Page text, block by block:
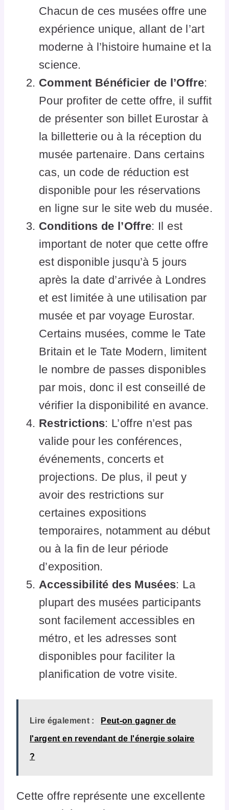
Chacun de ces musées offre une
expérience unique, allant de l’art
moderne à l’histoire humaine et la
science.
Comment Bénéficier de l’Offre:
Pour profiter de cette offre, il suffit
de présenter son billet Eurostar à
la billetterie ou à la réception du
musée partenaire. Dans certains
cas, un code de réduction est
disponible pour les réservations
en ligne sur le site web du musée.
Conditions de l’Offre: Il est
important de noter que cette offre
est disponible jusqu’à 5 jours
après la date d’arrivée à Londres
et est limitée à une utilisation par
musée et par voyage Eurostar.
Certains musées, comme le Tate
Britain et le Tate Modern, limitent
le nombre de passes disponibles
par mois, donc il est conseillé de
vérifier la disponibilité en avance.
Restrictions: L’offre n’est pas
valide pour les conférences,
événements, concerts et
projections. De plus, il peut y
avoir des restrictions sur
certaines expositions
temporaires, notamment au début
ou à la fin de leur période
d’exposition.
Accessibilité des Musées: La
plupart des musées participants
sont facilement accessibles en
métro, et les adresses sont
disponibles pour faciliter la
planification de votre visite.
Lire également : Peut-on gagner de
l'argent en revendant de l'énergie solaire
?
Cette offre représente une excellente